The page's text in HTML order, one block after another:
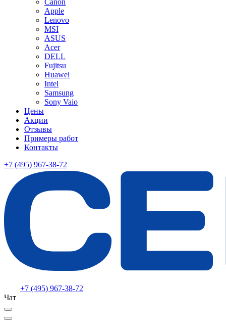
Canon
Apple
Lenovo
MSI
ASUS
Acer
DELL
Fujitsu
Huawei
Intel
Samsung
Sony Vaio
Цены
Акции
Отзывы
Примеры работ
Контакты
+7 (495) 967-38-72
+7 (495) 967-38-72
Чат